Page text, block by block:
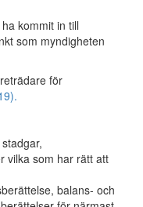
kommit in till
som myndigheten
för
vilka som har rätt att
balans- och